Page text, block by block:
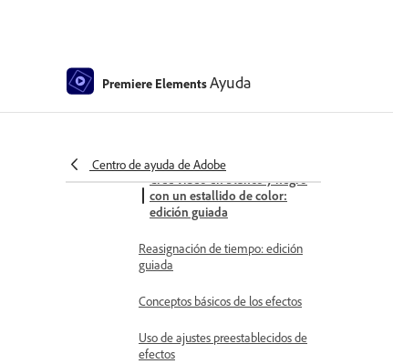
Premiere ElementsAyuda
Centro de ayuda de Adobe
Referencia de efectos
Cree vídeo en blanco y negro
con un estallido de color:
edición guiada
Reasignación de tiempo: edición
guiada
Conceptos básicos de los efectos
Uso de ajustes preestablecidos de
efectos